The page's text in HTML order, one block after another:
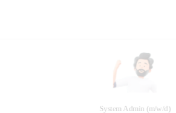
System Admin (m/w/d)